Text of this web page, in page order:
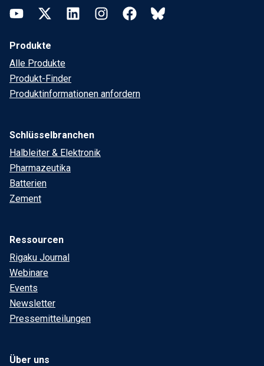
YouTubeTwitter LinkedInInstagramFacebookBluesky
Produkte
Alle Produkte
Produkt-Finder
Produktinformationen anfordern
Schlüsselbranchen
Halbleiter & Elektronik
Pharmazeutika
Batterien
Zement
Ressourcen
Rigaku Journal
Webinare
Events
Newsletter
Pressemitteilungen
Über uns